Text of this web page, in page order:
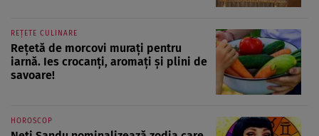
REȚETE CULINARE
Rețetă de morcovi murați pentru
iarnă. Ies crocanți, aromați și plini de
savoare!
HOROSCOP